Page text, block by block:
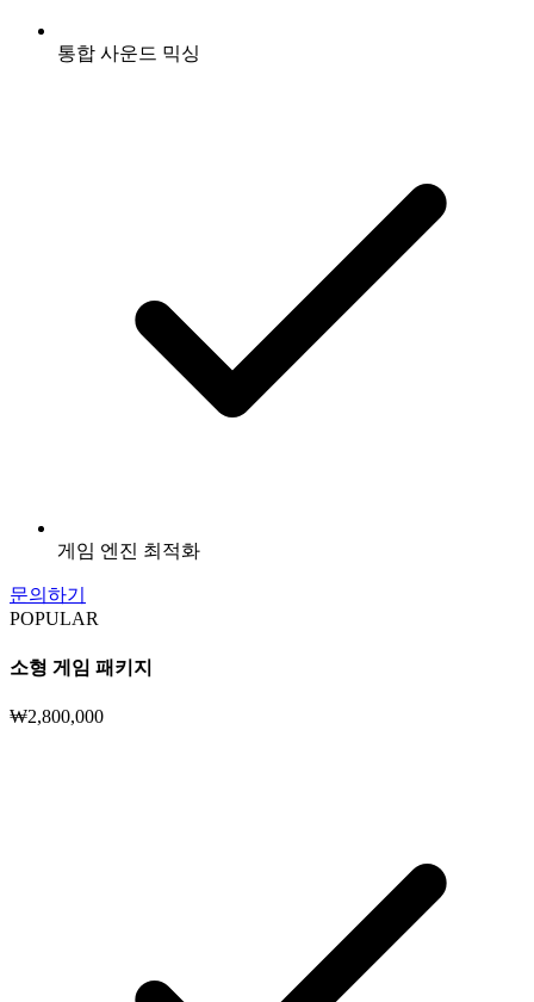
통합 사운드 믹싱
게임 엔진 최적화
문의하기
POPULAR
소형 게임 패키지
₩2,800,000